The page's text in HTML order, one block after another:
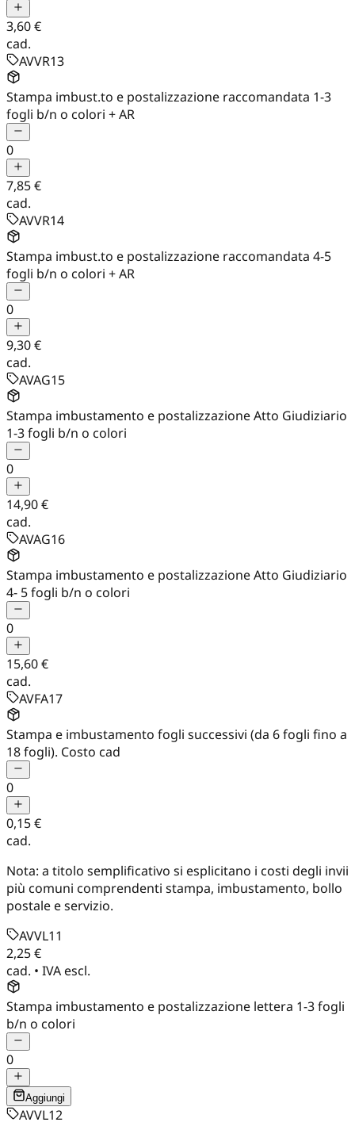
3,60 €
cad.
AVVR13
Stampa imbust.to e postalizzazione raccomandata 1-3
fogli b/n o colori + AR
0
7,85 €
cad.
AVVR14
Stampa imbust.to e postalizzazione raccomandata 4-5
fogli b/n o colori + AR
0
9,30 €
cad.
AVAG15
Stampa imbustamento e postalizzazione Atto Giudiziario
1-3 fogli b/n o colori
0
14,90 €
cad.
AVAG16
Stampa imbustamento e postalizzazione Atto Giudiziario
4- 5 fogli b/n o colori
0
15,60 €
cad.
AVFA17
Stampa e imbustamento fogli successivi (da 6 fogli fino a
18 fogli). Costo cad
0
0,15 €
cad.
Nota: a titolo semplificativo si esplicitano i costi degli invii
più comuni comprendenti stampa, imbustamento, bollo
postale e servizio.
AVVL11
2,25 €
cad. • IVA escl.
Stampa imbustamento e postalizzazione lettera 1-3 fogli
b/n o colori
0
Aggiungi
AVVL12